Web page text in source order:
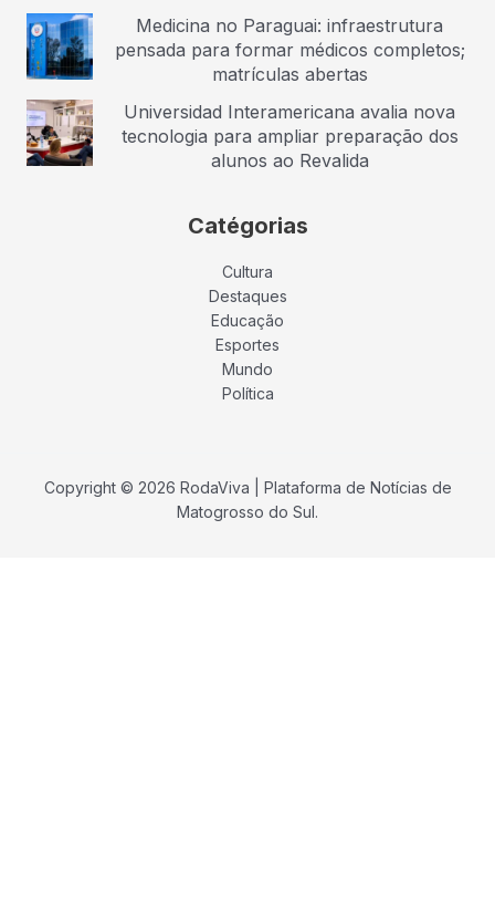
Medicina no Paraguai: infraestrutura
pensada para formar médicos completos;
matrículas abertas
Universidad Interamericana avalia nova
tecnologia para ampliar preparação dos
alunos ao Revalida
Catégorias
Cultura
Destaques
Educação
Esportes
Mundo
Política
Copyright © 2026 RodaViva | Plataforma de Notícias de
Matogrosso do Sul.